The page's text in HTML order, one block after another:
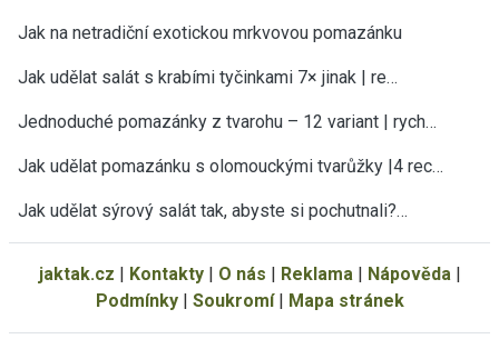
Jak na netradiční exotickou mrkvovou pomazánku
Jak udělat salát s krabími tyčinkami 7× jinak | re…
Jednoduché pomazánky z tvarohu – 12 variant | rych…
Jak udělat pomazánku s olomouckými tvarůžky |4 rec…
Jak udělat sýrový salát tak, abyste si pochutnali?…
jaktak.cz | Kontakty| O nás | Reklama | Nápověda |
Podmínky| Soukromí| Mapa stránek